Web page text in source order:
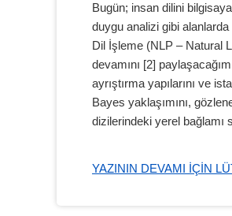
Bugün; insan dilini
duygu analizi gibi alanlarda
Dil İşleme (NLP – Natural
devamını [2]
ayrıştırma yapılarını ve
Bayes yaklaşımını,
dizilerindeki yerel bağlamı
YAZININ DEVAMI IÇIN